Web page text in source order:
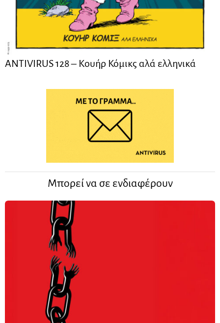
ANTIVIRUS 128 – Kουήρ Κόμικς αλά ελληνικά
Μπορεί να σε ενδιαφέρουν